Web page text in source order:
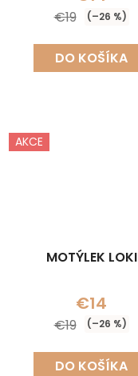
€19 (–26 %)
DO KOŠÍKA
AKCE
MOTÝLEK LOKI
€14
€19 (–26 %)
DO KOŠÍKA